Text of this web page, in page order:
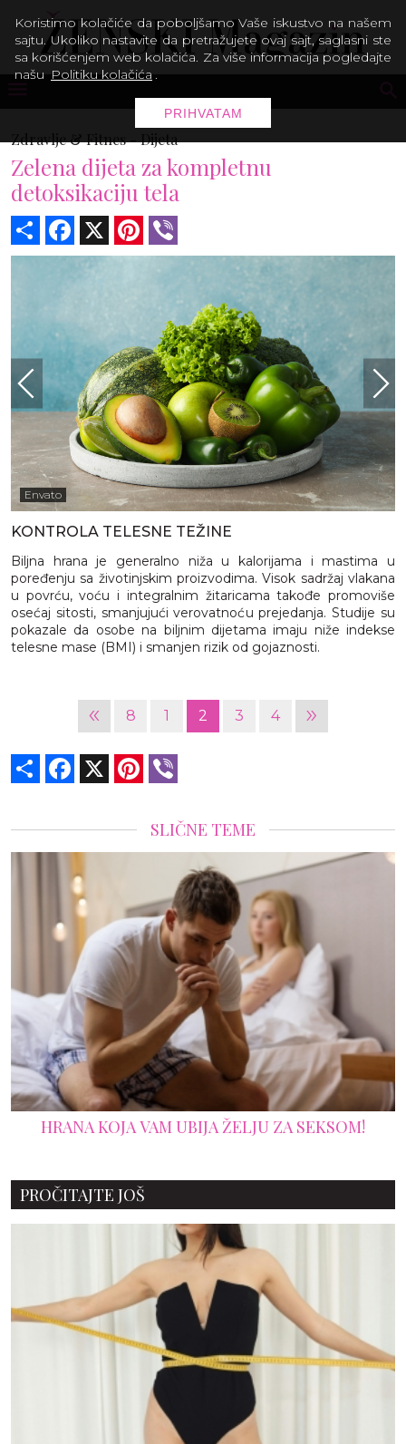
Zdravlje & Fitnes -Dijeta
Zelena dijeta za kompletnu
detoksikaciju tela
Share Facebook Pinterest
Envato
KONTROLA TELESNE TEŽINE
Biljna hrana je generalno niža u kalorijama i mastima u
poređenju sa životinjskim proizvodima. Visok sadržaj vlakana
u povrću, voću i integralnim žitaricama takođe promoviše
osećaj sitosti, smanjujući verovatnoću prejedanja. Studije su
pokazale da osobe na biljnim dijetama imaju niže indekse
telesne mase (BMI) i smanjen rizik od gojaznosti.
« 8 1 2 3 4 »
Share Facebook Pinterest
SLIČNE TEME
HRANA KOJA VAM UBIJA ŽELJU ZA SEKSOM!
PROČITAJTE JOŠ
Koristimo kolačiće da poboljšamo Vaše iskustvo na našem
sajtu. Ukoliko nastavite da pretražujete ovaj sajt, saglasni ste
sa korišćenjem web kolačića. Za više informacija pogledajte
našu Politiku kolačića .
PRIHVATAM